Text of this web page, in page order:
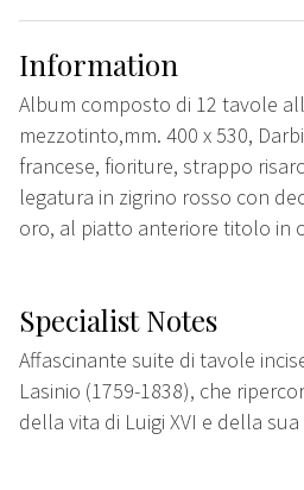
Information
Album composto di 12 tavole
mezzotinto,mm. 400 x 530,
francese, fioriture, strappo
legatura in zigrino rosso con
oro, al piatto anteriore titolo in
Specialist Notes
Affascinante suite di tavole
Lasinio (1759-1838), che
della vita di Luigi XVI e della